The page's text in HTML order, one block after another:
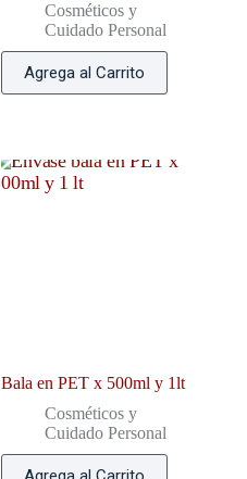
Cosméticos y
Cuidado Personal
Agrega al Carrito
Bala en PET x 500ml y 1lt
Cosméticos y
Cuidado Personal